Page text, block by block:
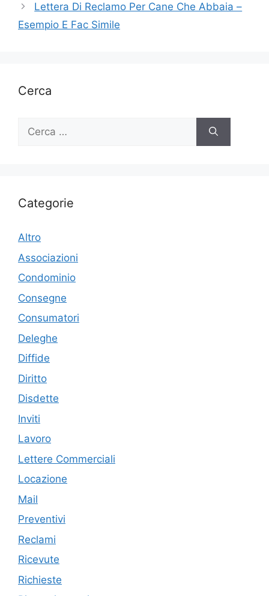
Lettera Di Reclamo Per Cane Che Abbaia –
Esempio E Fac Simile
Cerca
Ricerca
Categorie
Altro
Associazioni
Condominio
Consegne
Consumatori
Deleghe
Diffide
Diritto
Disdette
Inviti
Lavoro
Lettere Commerciali
Locazione
Mail
Preventivi
Reclami
Ricevute
Richieste